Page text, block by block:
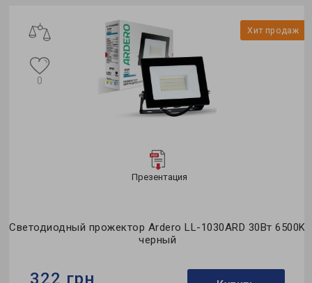
Хит продаж
Презентация
Светодиодный прожектор Ardero LL-1030ARD 30Вт 6500K
черный
0
322 грн